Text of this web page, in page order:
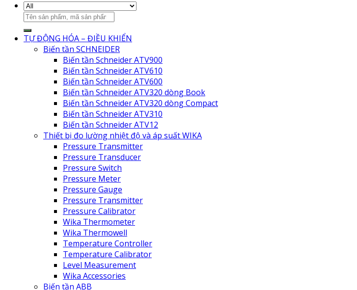
TỰ ĐỘNG HÓA – ĐIỀU KHIỂN
Biến tần SCHNEIDER
Biến tần Schneider ATV900
Biến tần Schneider ATV610
Biến tần Schneider ATV600
Biến tần Schneider ATV320 dòng Book
Biến tần Schneider ATV320 dòng Compact
Biến tần Schneider ATV310
Biến tần Schneider ATV12
Thiết bị đo lường nhiệt độ và áp suất WIKA
Pressure Transmitter
Pressure Transducer
Pressure Switch
Pressure Meter
Pressure Gauge
Pressure Transmitter
Pressure Calibrator
Wika Thermometer
Wika Thermowell
Temperature Controller
Temperature Calibrator
Level Measurement
Wika Accessories
Biến tần ABB